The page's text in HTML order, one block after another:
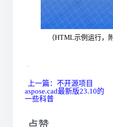
（HTML示例运行，
上一篇：不开源项目
aspose.cad最新版23.10的
一些科普